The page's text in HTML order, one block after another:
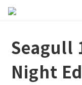
Seagull
Night